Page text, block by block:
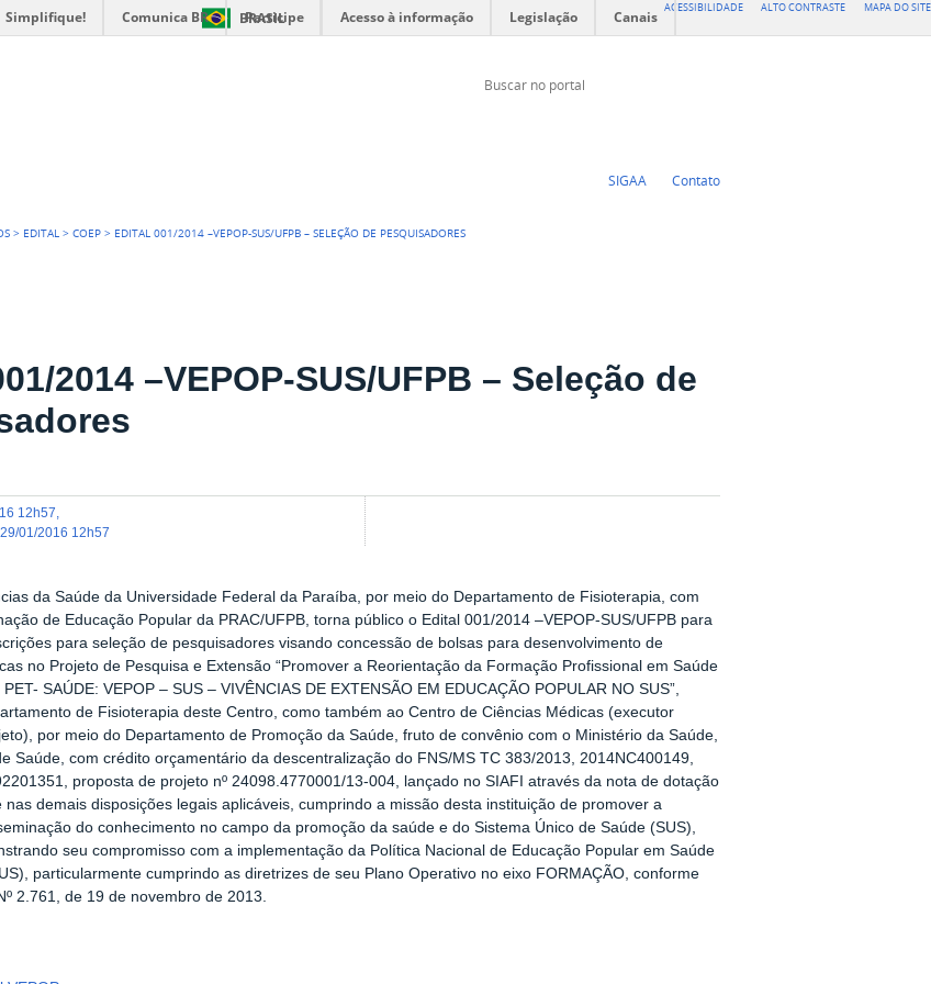
ACESSIBILIDADE ALTO CONTRASTE MAPA DO SITE
BRASIL
Simplifique! Comunica BR Participe Acesso à informação Legislação Canais
EXTENSÃO Buscar no portal
SIGAA Contato
> EDITAL >COEP > EDITAL 001/2014 –VEPOP-SUS/UFPB – SELEÇÃO DE PESQUISADORES
2014 –VEPOP-SUS/UFPB – Seleção de
12h57
29/01/2016 12h57
da Saúde da Universidade Federal da Paraíba, por meio do Departamento de Fisioterapia, com
de Educação Popular da PRAC/UFPB, torna público o Edital 001/2014 –VEPOP-SUS/UFPB para
para seleção de pesquisadores visando concessão de bolsas para desenvolvimento de
no Projeto de Pesquisa e Extensão “Promover a Reorientação da Formação Profissional em Saúde
SAÚDE: VEPOP – SUS – VIVÊNCIAS DE EXTENSÃO EM EDUCAÇÃO POPULAR NO SUS”,
de Fisioterapia deste Centro, como também ao Centro de Ciências Médicas (executor
por meio do Departamento de Promoção da Saúde, fruto de convênio com o Ministério da Saúde,
Saúde, com crédito orçamentário da descentralização do FNS/MS TC 383/2013, 2014NC400149,
proposta de projeto nº 24098.4770001/13-004, lançado no SIAFI através da nota de dotação
nas demais disposições legais aplicáveis, cumprindo a missão desta instituição de promover a
do conhecimento no campo da promoção da saúde e do Sistema Único de Saúde (SUS),
seu compromisso com a implementação da Política Nacional de Educação Popular em Saúde
particularmente cumprindo as diretrizes de seu Plano Operativo no eixo FORMAÇÃO, conforme
2.761, de 19 de novembro de 2013.